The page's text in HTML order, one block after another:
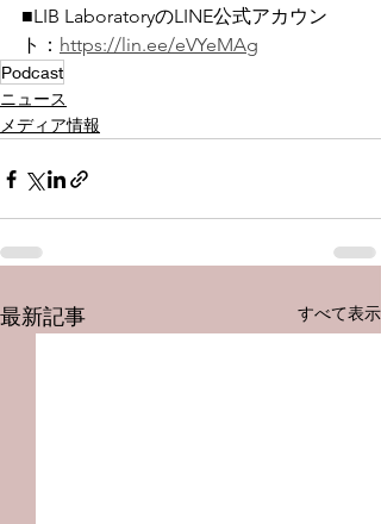
■LIB LaboratoryのLINE公式アカウン
ト： https://lin.ee/eVYeMAg
Podcast
ニュース
メディア情報
最新記事 すべて表示